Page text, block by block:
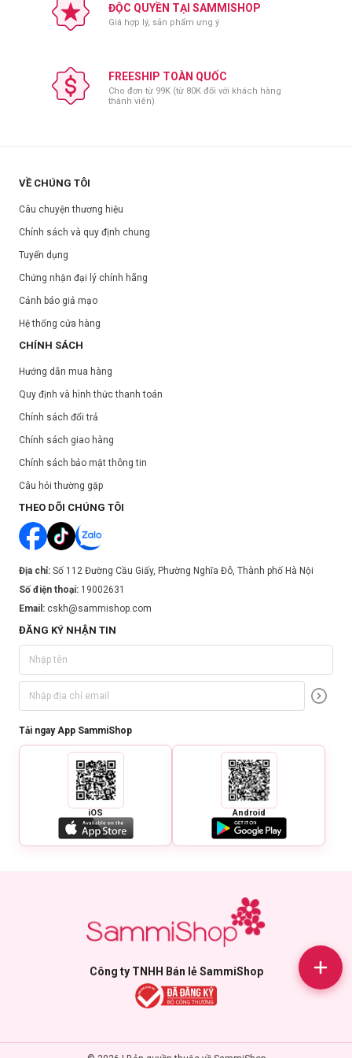
Không sử dụng cho da có vết thương, bị tổn thương hoặc bị kích
Để nơi khô ráo, thoáng mát.
Tránh ánh nắng trực tiếp.
Xuất xứ: Hàn Quốc
Dung tích:
180ml
ĐỘC QUYỀN TẠI SAMMISHOP
Giá hợp lý, sản phẩm ưng ý
FREESHIP TOÀN QUỐC
Cho đơn từ 99K (từ 80K đối với khách hàng
thành viên)
VỀ CHÚNG TÔI
Câu chuyện thương hiệu
Chính sách và quy định chung
Tuyển dụng
Chứng nhận đại lý chính hãng
Cảnh báo giả mạo
Hệ thống cửa hàng
CHÍNH SÁCH
Hướng dẫn mua hàng
Quy định và hình thức thanh toán
Chính sách đổi trả
Chính sách giao hàng
Chính sách bảo mật thông tin
Câu hỏi thường gặp
THEO DÕI CHÚNG TÔI
Địa chỉ: Số 112 Đường Cầu Giấy, Phường Nghĩa Đô, Thành phố Hà Nội
Số điện thoại: 19002631
Email: cskh@sammishop.com
ĐĂNG KÝ NHẬN TIN
Tải ngay App SammiShop
iOS Android
Công ty TNHH Bán lẻ SammiShop